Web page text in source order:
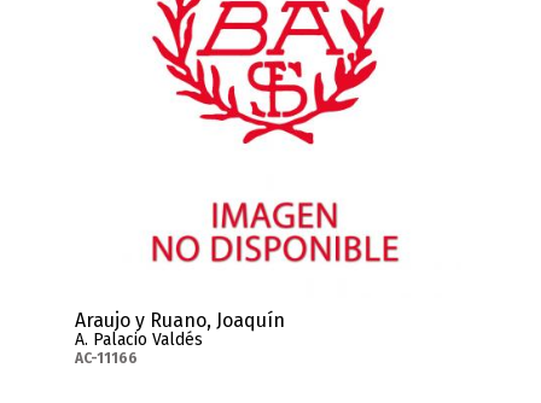
Araujo y Ruano, Joaquín
A. Palacio Valdés
AC-11166